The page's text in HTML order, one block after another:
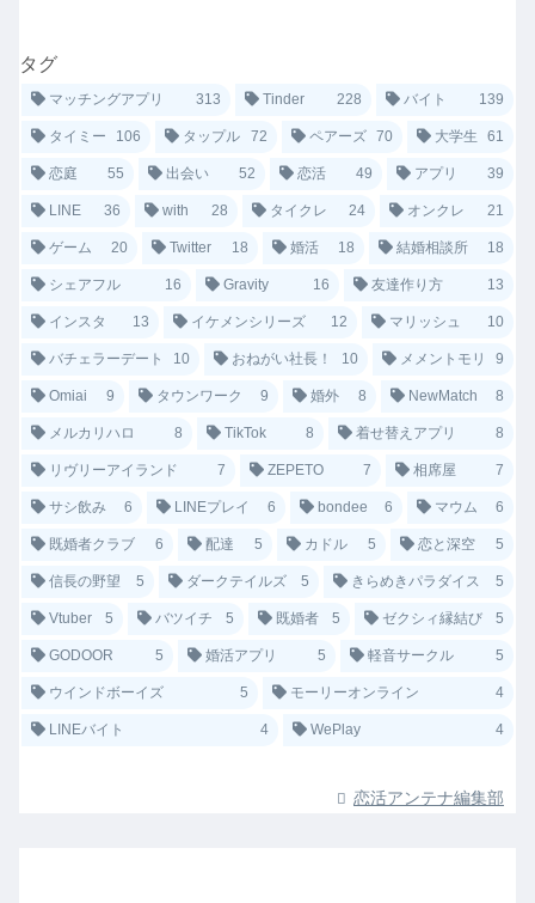
タグ
マッチングアプリ 313 Tinder 228 バイト 139
タイミー 106 タップル 72 ペアーズ 70 大学生 61
恋庭 55 出会い 52 恋活 49 アプリ 39
LINE 36 with 28 タイクレ 24 オンクレ 21
ゲーム 20 Twitter 18 婚活 18 結婚相談所 18
シェアフル 16 Gravity 16 友達作り方 13
インスタ 13 イケメンシリーズ 12 マリッシュ 10
バチェラーデート 10 おねがい社長！ 10 メメントモリ 9
Omiai 9 タウンワーク 9 婚外 8 NewMatch 8
メルカリハロ 8 TikTok 8 着せ替えアプリ 8
リヴリーアイランド 7 ZEPETO 7 相席屋 7
サシ飲み 6 LINEプレイ 6 bondee 6 マウム 6
既婚者クラブ 6 配達 5 カドル 5 恋と深空 5
信長の野望 5 ダークテイルズ 5 きらめきパラダイス 5
Vtuber 5 バツイチ 5 既婚者 5 ゼクシィ縁結び 5
GODOOR 5 婚活アプリ 5 軽音サークル 5
ウインドボーイズ 5 モーリーオンライン 4
LINEバイト 4 WePlay 4
恋活アンテナ編集部